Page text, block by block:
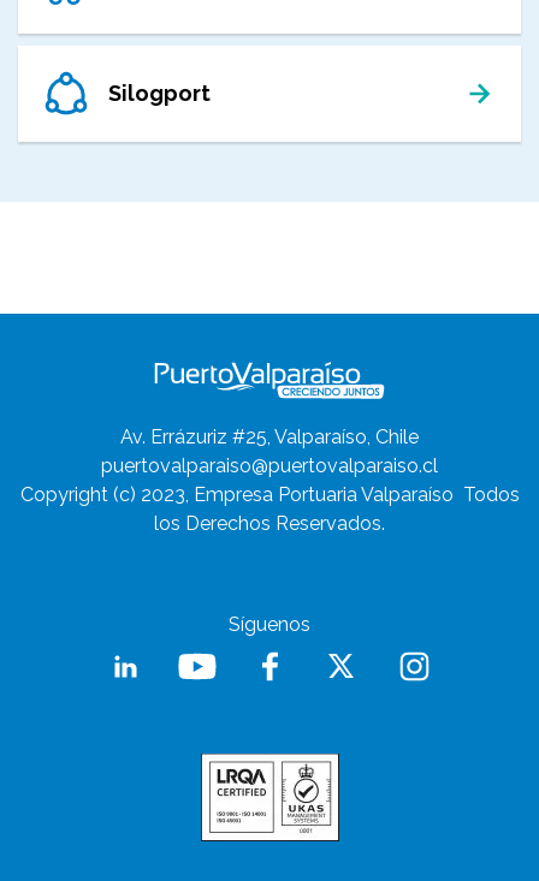
Silogport
Av. Errázuriz #25, Valparaíso, Chile
puertovalparaiso@puertovalparaiso.cl
Copyright (c) 2023, Empresa Portuaria Valparaíso Todos
los Derechos Reservados.
Síguenos